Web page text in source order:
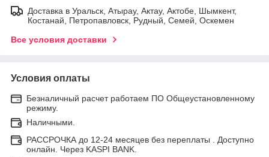
Доставка в Уральск, Атырау, Актау, Актобе, Шымкент,
Костанай, Петропавловск, Рудный, Семей, Оскемен
Все условия доставки
Условия оплаты
Безналичный расчет работаем ПО Общеустановленному
режиму.
Наличными.
РАССРОЧКА до 12-24 месяцев без переплаты . Доступно
онлайн. Через KASPI BANK.